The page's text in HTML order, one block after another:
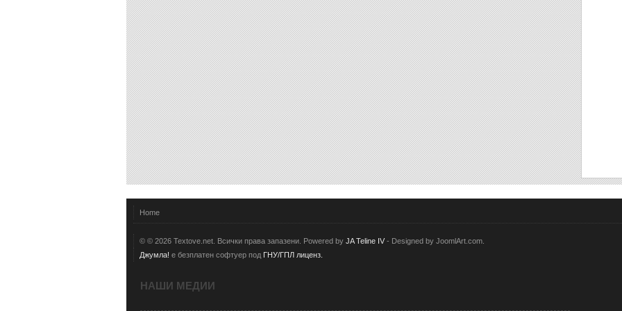
Home
© © 2026 Textove.net. Всички права запазени. Powered by JA Teline IV - Designed by JoomlArt.com.
Джумла! е безплатен софтуер под ГНУ/ГПЛ лиценз.
НАШИ МЕДИИ